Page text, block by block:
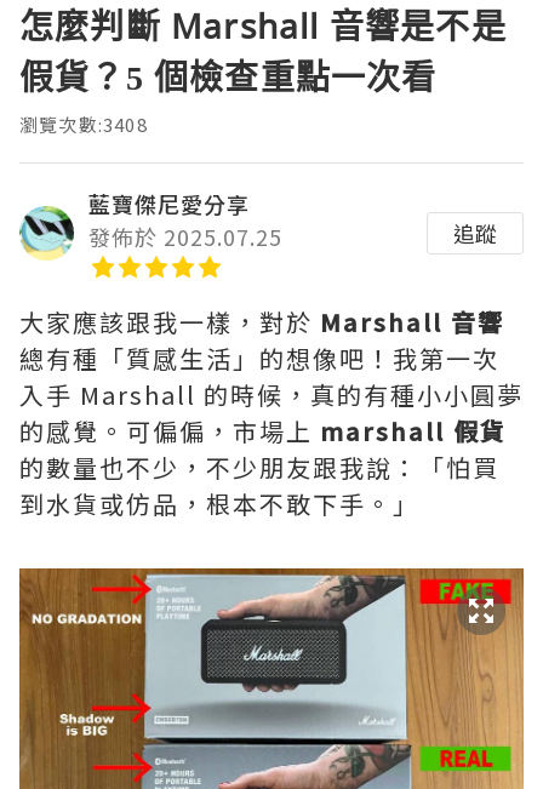
怎麼判斷 Marshall 音響是不是
假貨？5 個檢查重點一次看
瀏覽次數:3408
藍寶傑尼愛分享
發佈於 2025.07.25
追蹤
大家應該跟我一樣，對於 Marshall 音響
總有種「質感生活」的想像吧！我第一次
入手 Marshall 的時候，真的有種小小圓夢
的感覺。可偏偏，市場上 marshall 假貨
的數量也不少，不少朋友跟我說：「怕買
到水貨或仿品，根本不敢下手。」